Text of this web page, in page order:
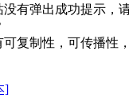
有弹出成功提示，
复制性，可传播性
]